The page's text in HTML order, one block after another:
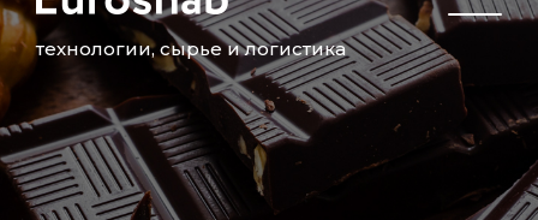
технологии, сырье и логистика